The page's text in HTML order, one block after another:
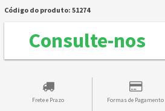
Código do produto: 51274
Consulte-nos
Frete e Prazo Formas de Pagamento